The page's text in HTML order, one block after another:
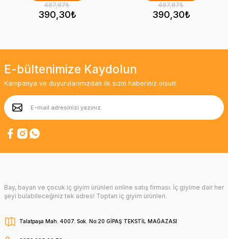
390,30₺
487,87₺
390,30₺
487,87₺
E-bültenimize Kaydolun
Kampanya ve duyurularımızdan ilk sizin haberiniz olsun!
Bay, bayan ve çocuk iç giyim ürünleri online satış firması. İç giyime dair her
şeyi bulabileceğiniz tek adres! Toptan iç giyim ürünleri.
Talatpaşa Mah. 4007. Sok. No:20 GİPAŞ TEKSTİL MAĞAZASI